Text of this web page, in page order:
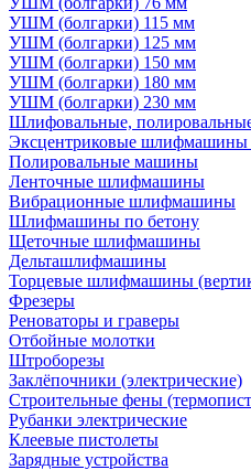
УШМ (болгарки) 115 мм
УШМ (болгарки) 125 мм
УШМ (болгарки) 150 мм
УШМ (болгарки) 180 мм
УШМ (болгарки) 230 мм
Шлифовальные,
Эксцентриковые шлифмашины
Полировальные машины
Ленточные шлифмашины
Вибрационные шлифмашины
Шлифмашины по бетону
Щеточные шлифмашины
Дельташлифмашины
Торцевые шлифмашины
Фрезеры
Реноваторы и граверы
Отбойные молотки
Штроборезы
Заклёпочники (электрические)
Строительные фены
Рубанки электрические
Клеевые пистолеты
Зарядные устройства